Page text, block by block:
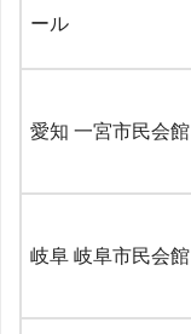
ール
愛知 一宮市民会館
岐阜 岐阜市民会館